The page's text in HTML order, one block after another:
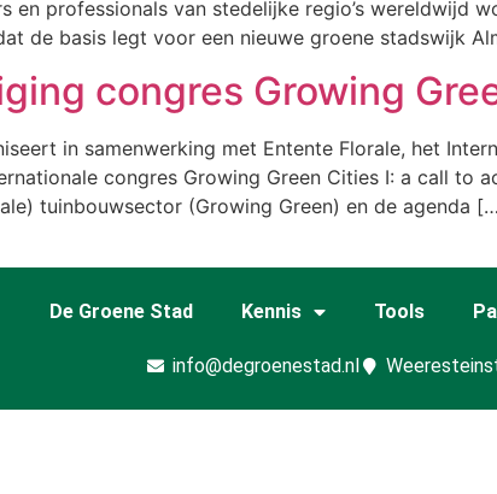
en professionals van stedelijke regio’s wereldwijd
de basis legt voor een nieuwe groene stadswijk
congres Growing
in samenwerking met Entente Florale, het
congres Growing Green Cities I: a call to
tuinbouwsector (Growing Green) en de agenda
De Groene Stad Kennis Tools
info@degroenestad.nl